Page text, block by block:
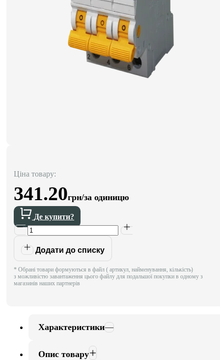
Ціна товару:
341.20грн/за одиницю
Де купити?
Додати до списку
* Обрані товари формуються в файл ( артикул, найменування, кількість)
з можливістю завантаження цього файлу для подальшої покупки в одному з
магазинів наших партнерів
Характеристики
Опис товару